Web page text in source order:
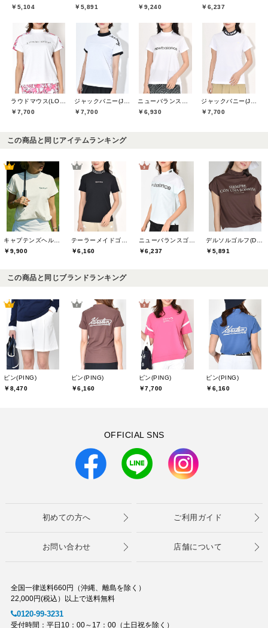
￥5,104
￥5,891
￥9,240
￥6,237
￥7,700
￥7,700
￥6,930
￥7,700
この商品と同じアイテムランキング
￥9,900
￥6,160
￥6,237
￥5,891
この商品と同じブランドランキング
ピン(PING)
￥8,470
ピン(PING)
￥6,160
ピン(PING)
￥7,700
ピン(PING)
￥6,160
OFFICIAL SNS
初めての方へ ご利用ガイド
お問い合わせ 店舗について
全国一律送料660円（沖縄、離島を除く）
22,000円(税込）以上で送料無料
0120-99-3231
受付時間：平日10：00～17：00（土日祝を除く）